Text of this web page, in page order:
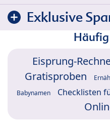
Exklusive
Eisprung-
Gratisproben
Babynamen Checklisten